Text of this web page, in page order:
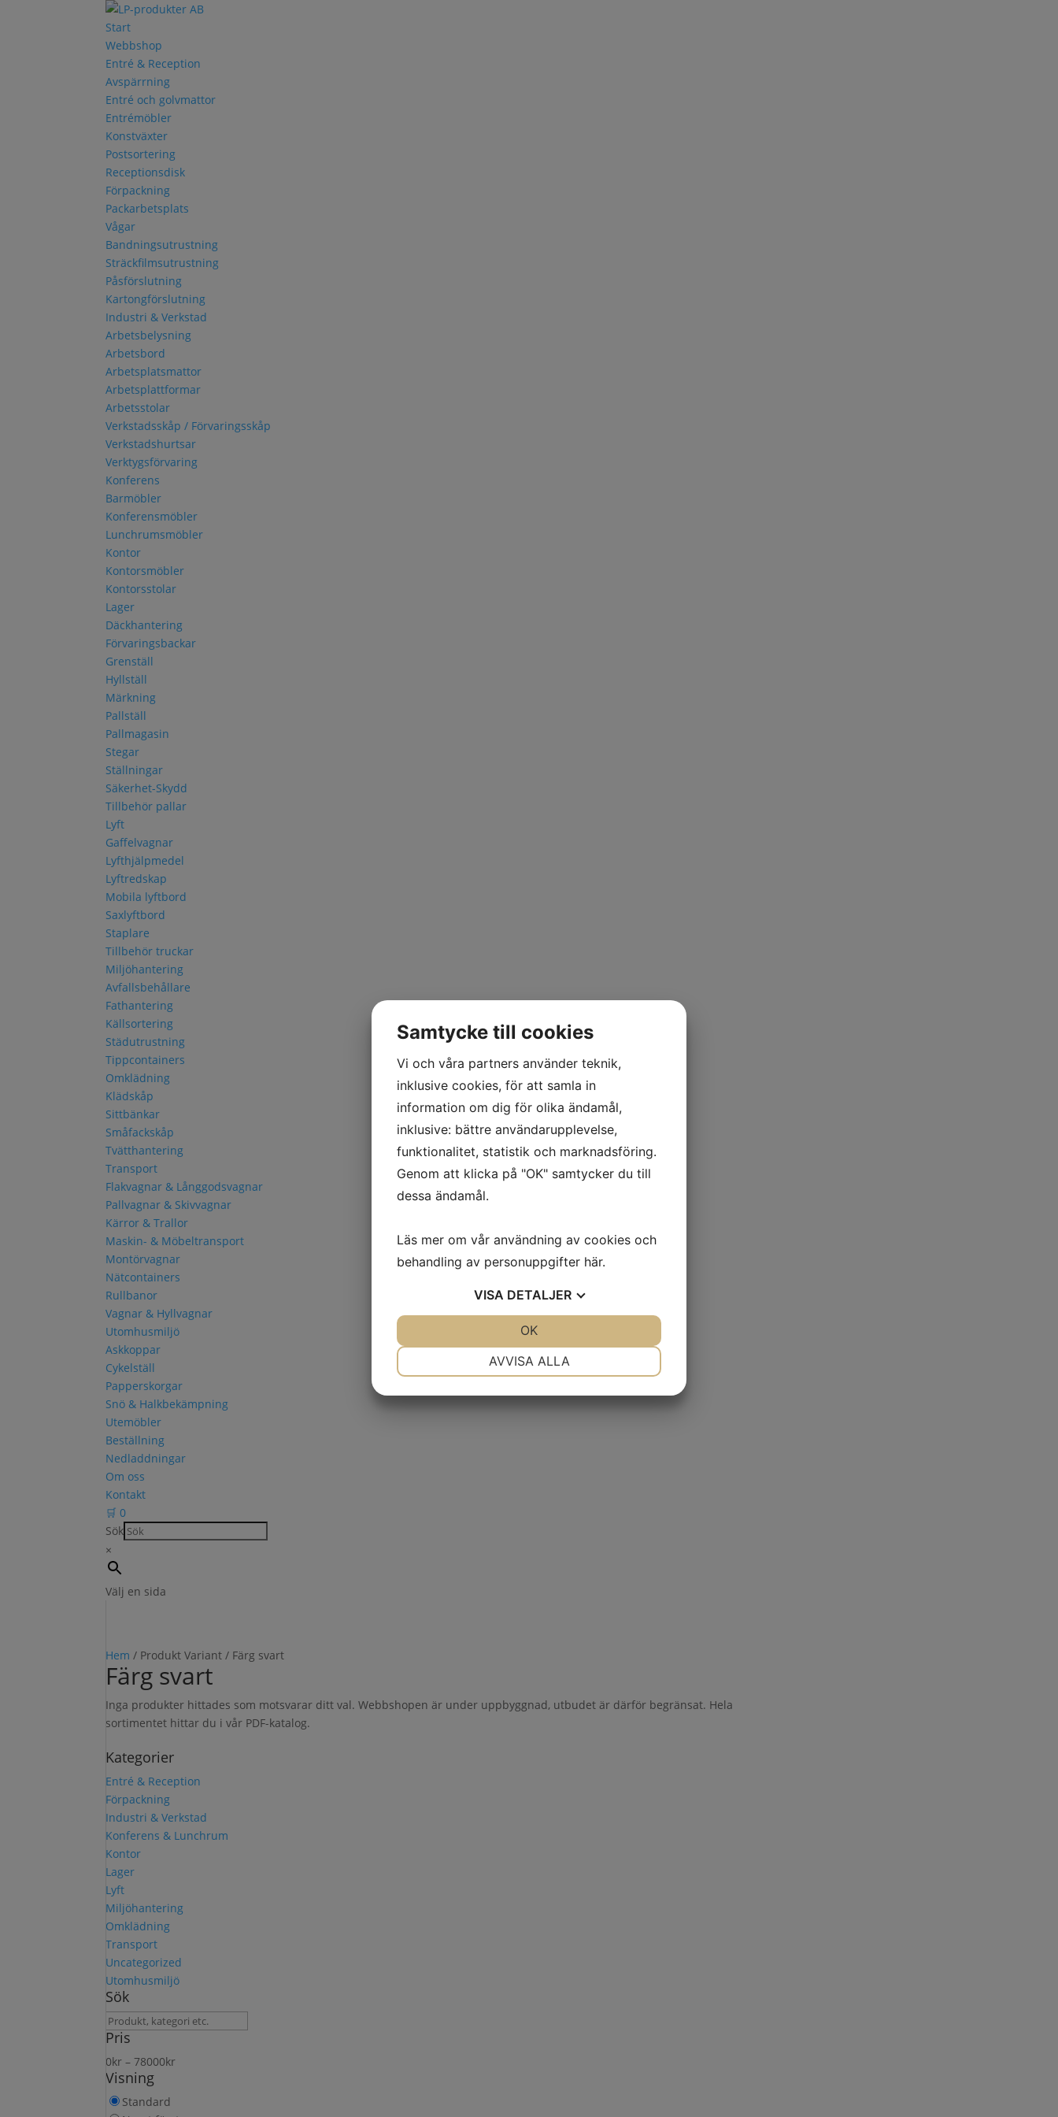
Start
Webbshop
Entré & Reception
Avspärrning
Entré och golvmattor
Entrémöbler
Konstväxter
Postsortering
Receptionsdisk
Förpackning
Packarbetsplats
Vågar
Bandningsutrustning
Sträckfilmsutrustning
Påsförslutning
Kartongförslutning
Industri & Verkstad
Arbetsbelysning
Arbetsbord
Arbetsplatsmattor
Arbetsplattformar
Arbetsstolar
Verkstadsskåp / Förvaringsskåp
Verkstadshurtsar
Verktygsförvaring
Konferens
Barmöbler
Konferensmöbler
Lunchrumsmöbler
Kontor
Kontorsmöbler
Kontorsstolar
Lager
Däckhantering
Förvaringsbackar
Grenställ
Hyllställ
Märkning
Pallställ
Pallmagasin
Stegar
Ställningar
Säkerhet-Skydd
Tillbehör pallar
Lyft
Gaffelvagnar
Lyfthjälpmedel
Lyftredskap
Mobila lyftbord
Saxlyftbord
Staplare
Tillbehör truckar
Miljöhantering
Avfallsbehållare
Fathantering
Källsortering
Städutrustning
Tippcontainers
Omklädning
Klädskåp
Sittbänkar
Småfackskåp
Tvätthantering
Transport
Flakvagnar & Långgodsvagnar
Pallvagnar & Skivvagnar
Kärror & Trallor
Maskin- & Möbeltransport
Montörvagnar
Nätcontainers
Rullbanor
Vagnar & Hyllvagnar
Utomhusmiljö
Askkoppar
Cykelställ
Papperskorgar
Snö & Halkbekämpning
Utemöbler
Beställning
Nedladdningar
Om oss
Kontakt
🛒 0
Sök
×
Välj en sida
Hem / Produkt Variant / Färg svart
Färg svart
Inga produkter hittades som motsvarar ditt val. Webbshopen är under uppbyggnad, utbudet är därför begränsat. Hela
sortimentet hittar du i vår PDF-katalog.
Kategorier
Entré & Reception
Förpackning
Industri & Verkstad
Konferens & Lunchrum
Kontor
Lager
Lyft
Miljöhantering
Omklädning
Transport
Uncategorized
Utomhusmiljö
Sök
Sök
produkt
Pris
0kr –78000kr
Visning
Standard
Samtycke till cookies
Vi och våra partners använder teknik,
inklusive cookies, för att samla in
information om dig för olika ändamål,
inklusive: bättre användarupplevelse,
funktionalitet, statistik och marknadsföring.
Genom att klicka på "OK" samtycker du till
dessa ändamål.
Läs mer om vår användning av cookies och
behandling av personuppgifter här.
VISA DETALJER
AVVISA ALLA
OK